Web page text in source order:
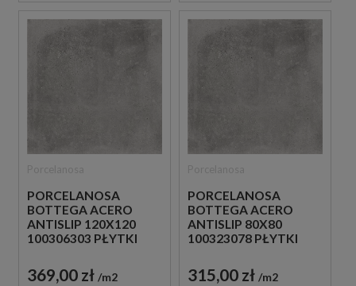
PORCELANOSA
BOTTEGA ACERO
ANTISLIP 120X120
100306303 PŁYTKI
GRESOWE
369,00 zł m2
PORCELANOSA
BOTTEGA ACERO
ANTISLIP 80X80
100323078 PŁYTKI
GRESOWE
315,00 zł m2